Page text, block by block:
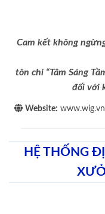
Cam kết không
tôn chỉ “Tâm Sáng
đối với
Website: www.wig.vn
HỆ THỐNG